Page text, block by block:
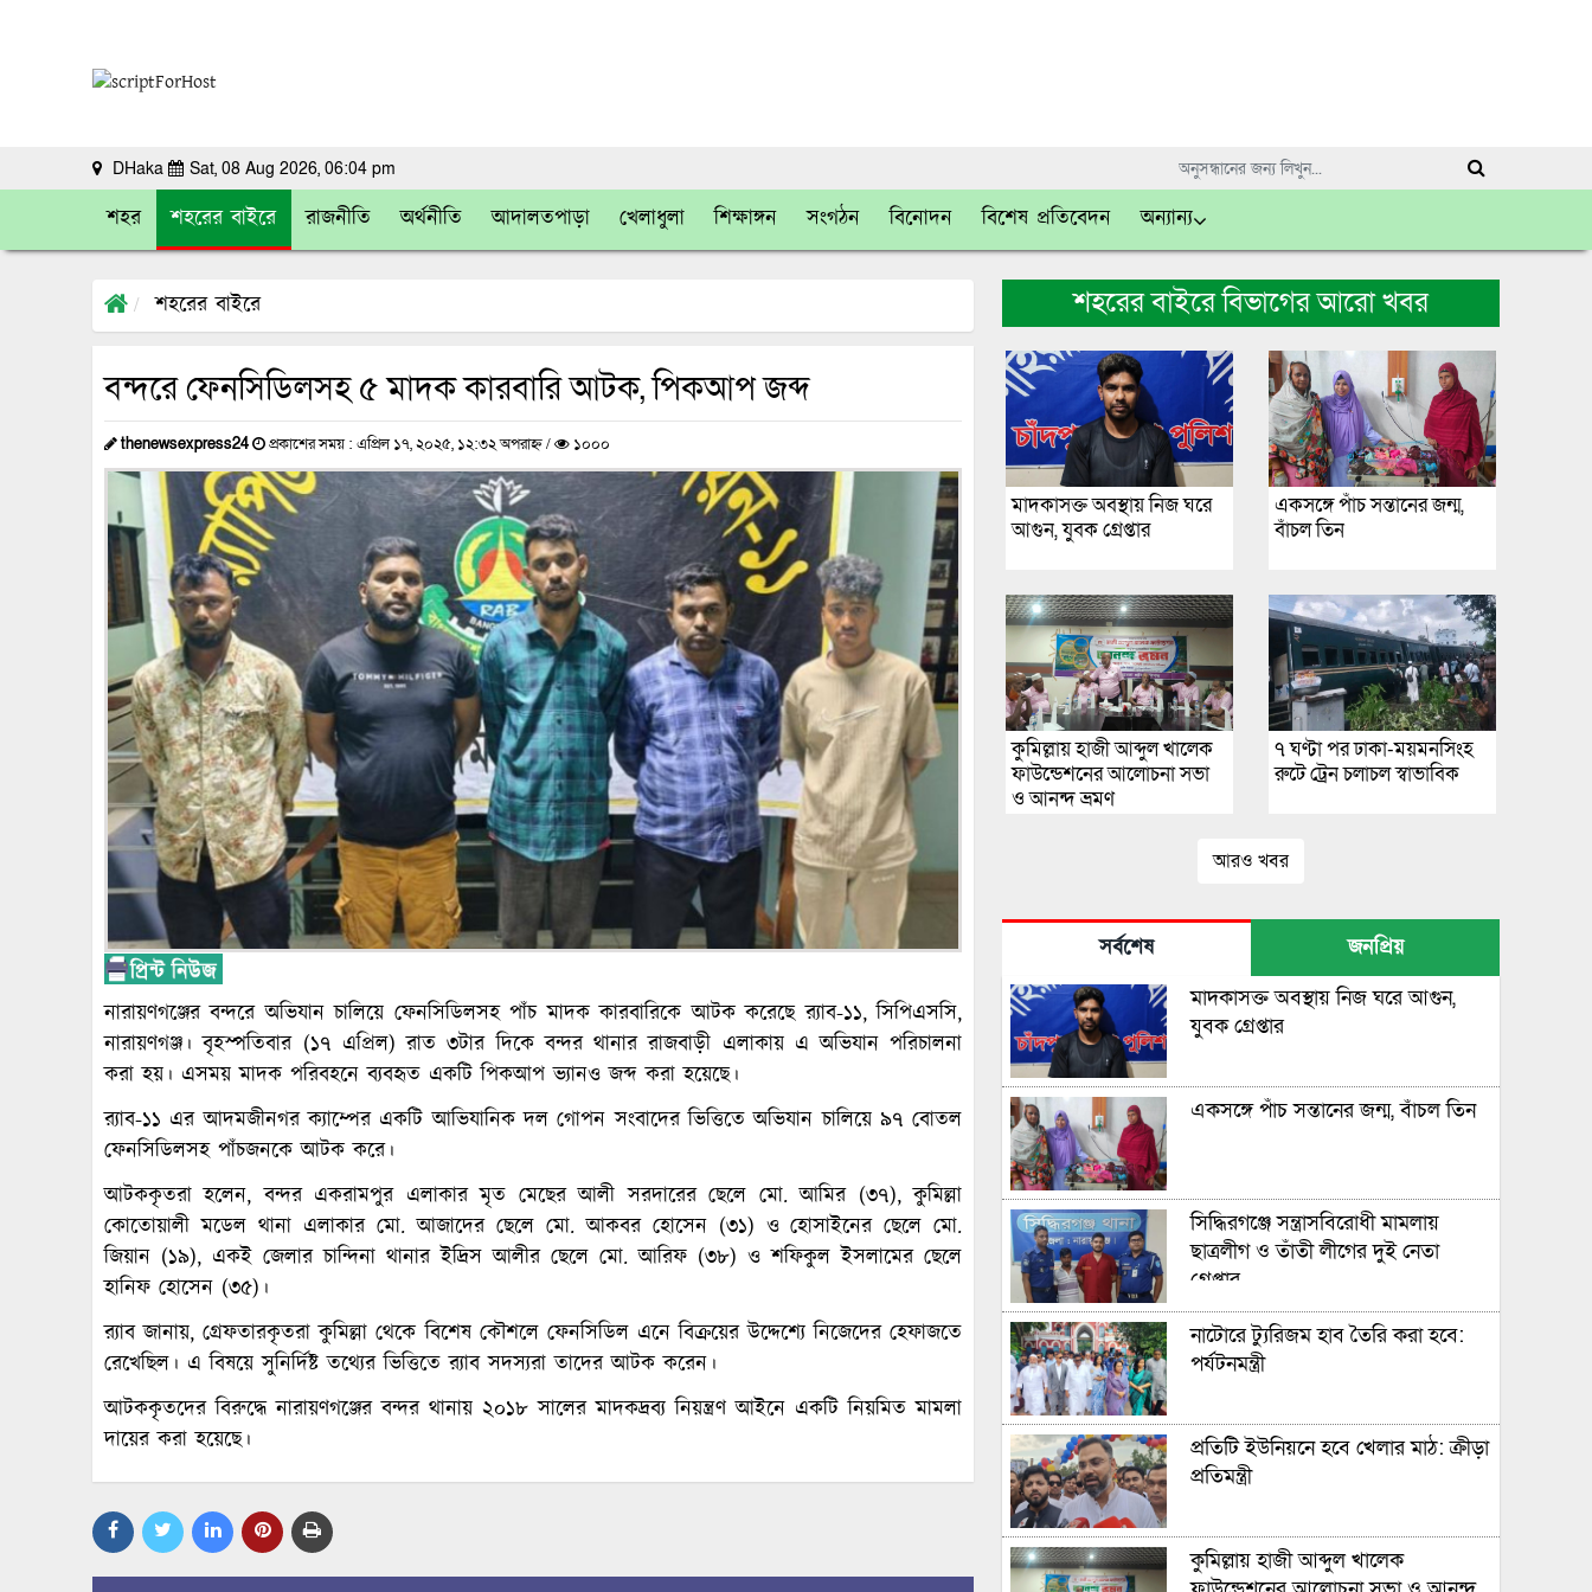
DHaka Sat, 08 Aug 2026, 06:04 pm
শহর শহরের বাইরে রাজনীতি অর্থনীতি আদালতপাড়া খেলাধুলা শিক্ষাঙ্গন সংগঠন বিনোদন বিশেষ প্রতিবেদন অন্যান্য
শহরের বাইরে
বন্দরে ফেনসিডিলসহ ৫ মাদক কারবারি আটক, পিকআপ জব্দ
thenewsexpress24 প্রকাশের সময় : এপ্রিল ১৭, ২০২৫, ১২:৩২ অপরাহ্ন / ১০০০
নারায়ণগঞ্জের বন্দরে অভিযান চালিয়ে ফেনসিডিলসহ পাঁচ মাদক কারবারিকে আটক করেছে র‍্যাব-১১, সিপিএসসি,
নারায়ণগঞ্জ। বৃহস্পতিবার (১৭ এপ্রিল) রাত ৩টার দিকে বন্দর থানার রাজবাড়ী এলাকায় এ অভিযান পরিচালনা
করা হয়। এসময় মাদক পরিবহনে ব্যবহৃত একটি পিকআপ ভ্যানও জব্দ করা হয়েছে।
র‍্যাব-১১ এর আদমজীনগর ক্যাম্পের একটি আভিযানিক দল গোপন সংবাদের ভিত্তিতে অভিযান চালিয়ে ৯৭ বোতল
ফেনসিডিলসহ পাঁচজনকে আটক করে।
আটককৃতরা হলেন, বন্দর একরামপুর এলাকার মৃত মেছের আলী সরদারের ছেলে মো. আমির (৩৭), কুমিল্লা
কোতোয়ালী মডেল থানা এলাকার মো. আজাদের ছেলে মো. আকবর হোসেন (৩১) ও হোসাইনের ছেলে মো.
জিয়ান (১৯), একই জেলার চান্দিনা থানার ইদ্রিস আলীর ছেলে মো. আরিফ (৩৮) ও শফিকুল ইসলামের ছেলে
হানিফ হোসেন (৩৫)।
র‍্যাব জানায়, গ্রেফতারকৃতরা কুমিল্লা থেকে বিশেষ কৌশলে ফেনসিডিল এনে বিক্রয়ের উদ্দেশ্যে নিজেদের হেফাজতে
রেখেছিল। এ বিষয়ে সুনির্দিষ্ট তথ্যের ভিত্তিতে র‍্যাব সদস্যরা তাদের আটক করেন।
আটককৃতদের বিরুদ্ধে নারায়ণগঞ্জের বন্দর থানায় ২০১৮ সালের মাদকদ্রব্য নিয়ন্ত্রণ আইনে একটি নিয়মিত মামলা
দায়ের করা হয়েছে।
শহরের বাইরে বিভাগের আরো খবর
মাদকাসক্ত অবস্থায় নিজ ঘরে
আগুন, যুবক গ্রেপ্তার
একসঙ্গে পাঁচ সন্তানের জন্ম,
বাঁচল তিন
কুমিল্লায় হাজী আব্দুল খালেক
ফাউন্ডেশনের আলোচনা সভা
ও আনন্দ ভ্রমণ
৭ ঘণ্টা পর ঢাকা-ময়মনসিংহ
রুটে ট্রেন চলাচল স্বাভাবিক
আরও খবর
সর্বশেষ জনপ্রিয়
মাদকাসক্ত অবস্থায় নিজ ঘরে আগুন,
যুবক গ্রেপ্তার
একসঙ্গে পাঁচ সন্তানের জন্ম, বাঁচল তিন
সিদ্ধিরগঞ্জে সন্ত্রাসবিরোধী মামলায়
ছাত্রলীগ ও তাঁতী লীগের দুই নেতা
গ্রেপ্তার
নাটোরে ট্যুরিজম হাব তৈরি করা হবে:
পর্যটনমন্ত্রী
প্রতিটি ইউনিয়নে হবে খেলার মাঠ: ক্রীড়া
প্রতিমন্ত্রী
কুমিল্লায় হাজী আব্দুল খালেক